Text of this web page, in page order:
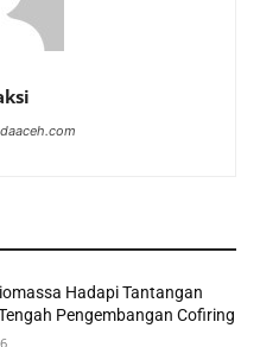
Hadapi Tantangan
Pengembangan Cofiring